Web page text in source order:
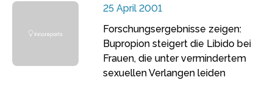
25 April 2001
Forschungsergebnisse zeigen:
Bupropion steigert die Libido bei
Frauen, die unter vermindertem
sexuellen Verlangen leiden